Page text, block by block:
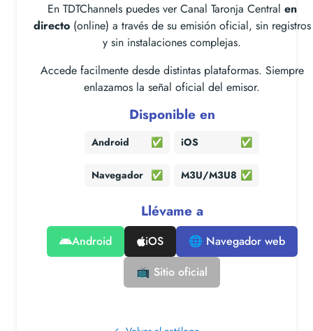
En TDTChannels puedes ver Canal Taronja Central en
directo(online) a través de su emisión oficial, sin registros
y sin instalaciones complejas.
Accede facilmente desde distintas plataformas. Siempre
enlazamos la señal oficial del emisor.
Disponible en
Android ✅ iOS ✅
Navegador ✅ M3U/M3U8 ✅
Llévame a
Android iOS
🌐 Navegador web
📺 Sitio oficial